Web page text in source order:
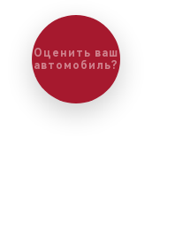
Оценить ваш
автомобиль?